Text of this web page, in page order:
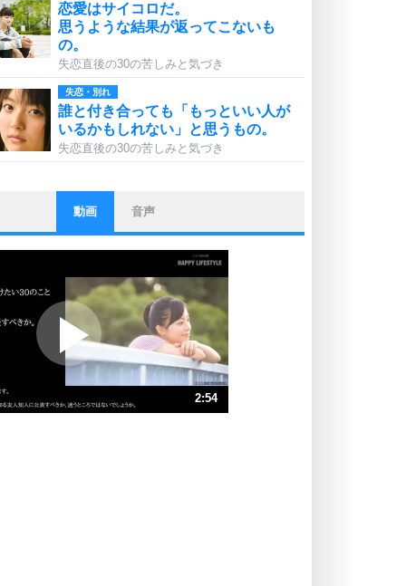
恋愛はサイコロだ。
思うような結果が返ってこないも
の。
失恋直後の30の苦しみと気づき
失恋・別れ
誰と付き合っても「もっといい人が
いるかもしれない」と思うもの。
失恋直後の30の苦しみと気づき
ストレス対策
他人と比べない。
いっそのこと、他人を見ない。
プラス思考
ポジティブになれない原因は、行動
しないから。
ポジティブ思考になる30の方法
ストレス対策
人生、なんとかなるもの。
動画 音声
2:54